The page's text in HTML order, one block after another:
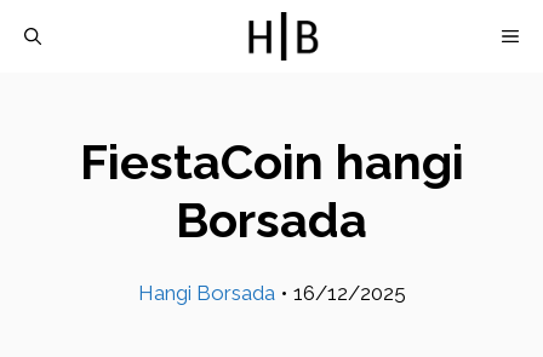
FiestaCoin hangi
Borsada
Hangi Borsada • 16/12/2025